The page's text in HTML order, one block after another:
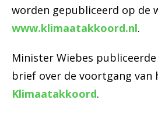
worden gepubliceerd op de
www.klimaatakkoord.nl.
Minister Wiebes
brief over de voortgang van
Klimaatakkoord.